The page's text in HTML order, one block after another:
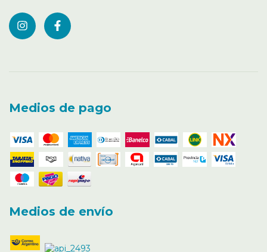
Medios de pago
Medios de envío